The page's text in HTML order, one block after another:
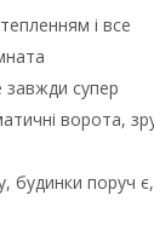
і все
супер
ворота,
будинки поруч